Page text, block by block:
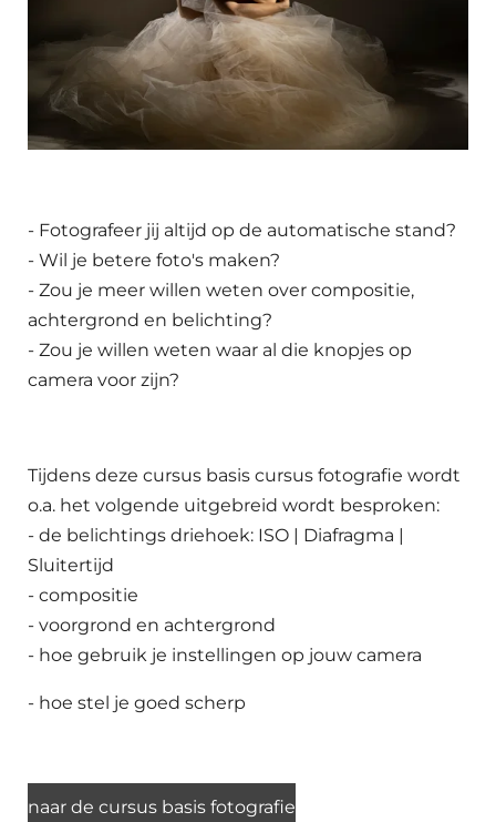
- Fotografeer jij altijd op de automatische stand?
- Wil je betere foto's maken?
- Zou je meer willen weten over compositie,
achtergrond en belichting?
- Zou je willen weten waar al die knopjes op
camera voor zijn?
Tijdens deze cursus basis cursus fotografie wordt
o.a. het volgende uitgebreid wordt besproken:
- de belichtings driehoek: ISO | Diafragma |
Sluitertijd
- compositie
- voorgrond en achtergrond
- hoe gebruik je instellingen op jouw camera
- hoe stel je goed scherp
naar de cursus basis fotografie